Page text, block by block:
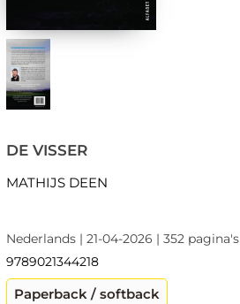
DE VISSER
MATHIJS DEEN
Nederlands | 21-04-2026 | 352 pagina's
9789021344218
Paperback / softback